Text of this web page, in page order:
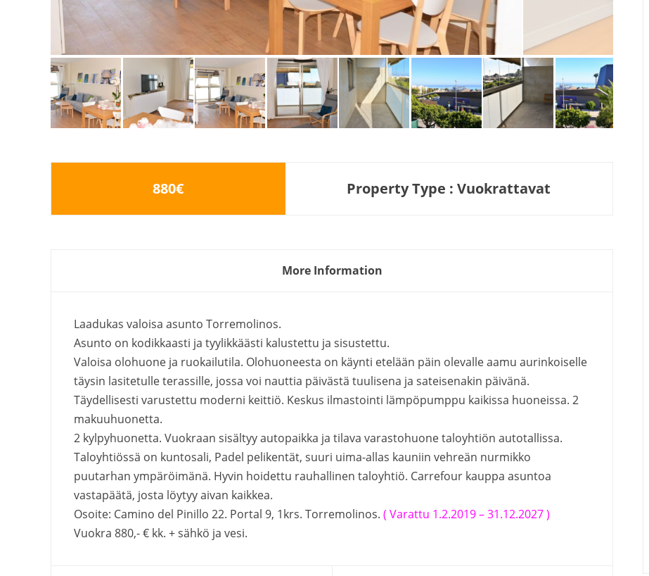
880€ Property Type : Vuokrattavat
More Information
Laadukas valoisa asunto Torremolinos.
Asunto on kodikkaasti ja tyylikkäästi kalustettu ja sisustettu.
Valoisa olohuone ja ruokailutila. Olohuoneesta on käynti etelään päin olevalle aamu aurinkoiselle
täysin lasitetulle terassille, jossa voi nauttia päivästä tuulisena ja sateisenakin päivänä.
Täydellisesti varustettu moderni keittiö. Keskus ilmastointi lämpöpumppu kaikissa huoneissa. 2
makuuhuonetta.
2 kylpyhuonetta. Vuokraan sisältyy autopaikka ja tilava varastohuone taloyhtiön autotallissa.
Taloyhtiössä on kuntosali, Padel pelikentät, suuri uima-allas kauniin vehreän nurmikko
puutarhan ympäröimänä. Hyvin hoidettu rauhallinen taloyhtiö. Carrefour kauppa asuntoa
vastapäätä, josta löytyy aivan kaikkea.
Osoite: Camino del Pinillo 22. Portal 9, 1krs. Torremolinos. ( Varattu 1.2.2019 – 31.12.2027 )
Vuokra 880,- € kk. + sähkö ja vesi.